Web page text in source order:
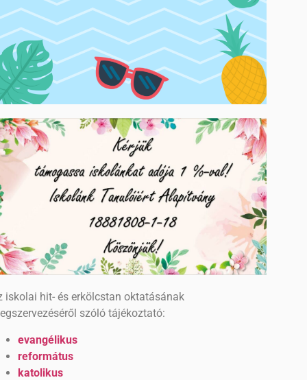
iskolai hit- és erkölcstan oktatásának
szóló tájékoztató:
evangélikus
református
katolikus